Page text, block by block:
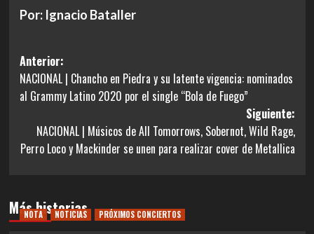
Por: Ignacio Bataller
Navegación
de
entradas
Anterior:
NACIONAL | Chancho en Piedra y su latente vigencia: nominados
al Grammy Latino 2020 por el single “Bola de Fuego”
Siguiente:
NACIONAL | Músicos de All Tomorrows, Sobernot, Wild Rage,
Perro Loco y Mackinder se unen para realizar cover de Metallica
Más historias
NOTA NOTICIAS PRÓXIMOS CONCIERTOS